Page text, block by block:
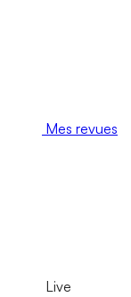
Mes revues
Live